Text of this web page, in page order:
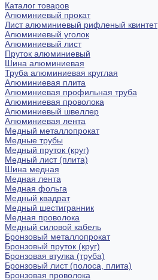
Каталог товаров
Алюминиевый прокат
Лист алюминиевый рифленый квинтет
Алюминиевый уголок
Алюминиевый лист
Пруток алюминиевый
Шина алюминиевая
Труба алюминиевая круглая
Алюминиевая плита
Алюминиевая профильная труба
Алюминиевая проволока
Алюминиевый швеллер
Алюминиевая лента
Медный металлопрокат
Медные трубы
Медный пруток (круг)
Медный лист (плита)
Шина медная
Медная лента
Медная фольга
Медный квадрат
Медный шестигранник
Медная проволока
Медный силовой кабель
Бронзовый металлопрокат
Бронзовый пруток (круг)
Бронзовая втулка (труба)
Бронзовый лист (полоса, плита)
Бронзовая проволока